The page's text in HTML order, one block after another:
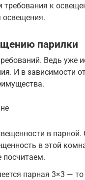
требования к
освещения.
парилки
Ведь уже
И в зависимости
в парной.
в этой
посчитаем.
парная 3×3 —